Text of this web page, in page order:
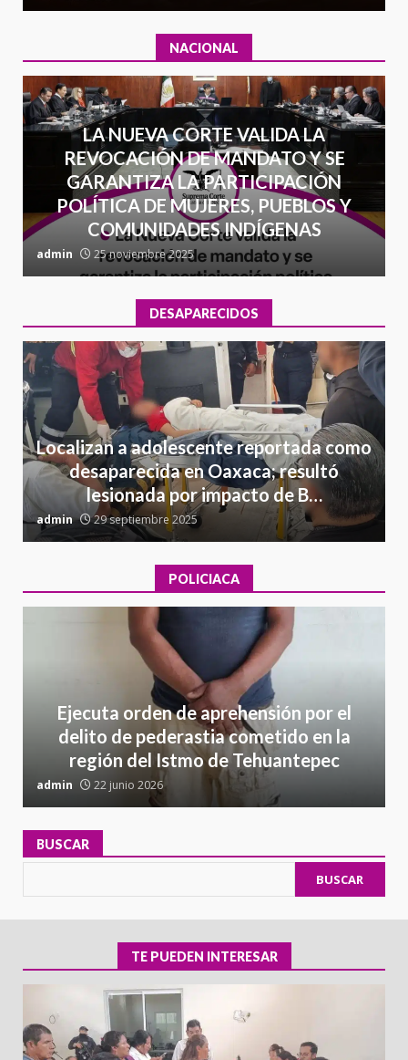
NACIONAL
LA NUEVA CORTE VALIDA LA
REVOCACIÓN DE MANDATO Y SE
GARANTIZA LA PARTICIPACIÓN
POLÍTICA DE MUJERES, PUEBLOS Y
COMUNIDADES INDÍGENAS
admin 25 noviembre 2025
DESAPARECIDOS
Localizan a adolescente reportada como
desaparecida en Oaxaca; resultó
lesionada por impacto de B…
admin 29 septiembre 2025
POLICIACA
Ejecuta orden de aprehensión por el
delito de pederastia cometido en la
región del Istmo de Tehuantepec
admin 22 junio 2026
BUSCAR
BUSCAR
TE PUEDEN INTERESAR